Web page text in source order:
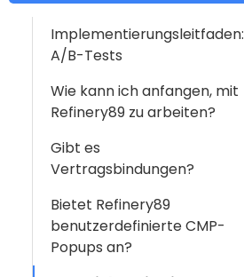
Implementierungsleitfaden:
A/B-Tests
Wie kann ich anfangen, mit
Refinery89 zu arbeiten?
Gibt es
Vertragsbindungen?
Bietet Refinery89
benutzerdefinierte CMP-
Popups an?